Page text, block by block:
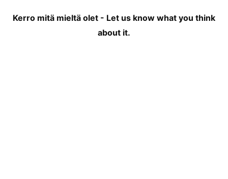
Kerro mitä mieltä olet - Let us know what you think
about it.